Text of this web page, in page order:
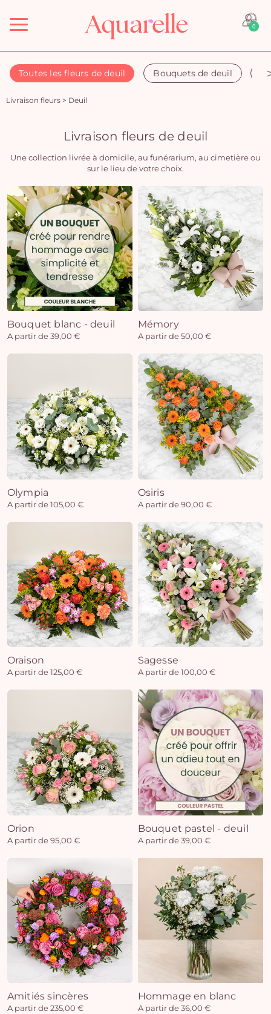
Menu 0
Toutes les fleurs de deuil Bouquets de deuil
Livraison fleurs > Deuil
Livraison fleurs de deuil
Une collection livrée à domicile, au funérarium, au cimetière ou
sur le lieu de votre choix.
Bouquet blanc - deuil
A partir de 39,00 €
Mémory
A partir de 50,00 €
Olympia
A partir de 105,00 €
Osiris
A partir de 90,00 €
Oraison
A partir de 125,00 €
Sagesse
A partir de 100,00 €
Orion
A partir de 95,00 €
Bouquet pastel - deuil
A partir de 39,00 €
Amitiés sincères
A partir de 235,00 €
Hommage en blanc
A partir de 36,00 €